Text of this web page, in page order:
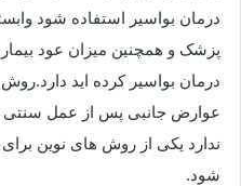
درمان بواسیر استفاده شود
پزشک و همچنین میزان عود
درمان بواسیر کرده اید
عوارض جانبی پس از عمل سنتی
ندارد یکی از روش های نوین
شود.